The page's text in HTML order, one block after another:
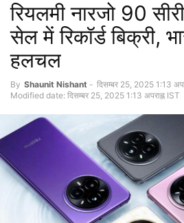
रियलमी नारजो 90
सेल में रिकॉर्ड बिक्री,
हलचल
By Shaunit Nishant - दिसम्बर 25, 2025 1:13
Modified date: दिसम्बर 25, 2025 1:13 अपराह्न IST